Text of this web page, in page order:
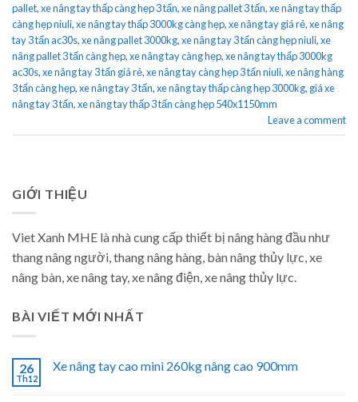
pallet,xe nâng tay thấp càng hẹp 3 tấn,xe nâng pallet 3 tấn,xe nâng tay thấp
càng hẹp niuli,xe nâng tay thấp 3000kg càng hẹp,xe nâng tay giá rẻ,xe nâng
tay 3 tấn ac30s,xe nâng pallet 3000kg,xe nâng tay 3 tấn càng hẹp niuli,xe
nâng pallet 3 tấn càng hẹp,xe nâng tay càng hẹp,xe nâng tay thấp 3000kg
ac30s,xe nâng tay 3 tấn giá rẻ,xe nâng tay càng hẹp 3 tấn niuli,xe nâng hàng
3 tấn càng hẹp,xe nâng tay 3 tấn,xe nâng tay thấp càng hẹp 3000kg, giá xe
nâng tay 3 tấn,xe nâng tay thấp 3 tấn càng hẹp 540x1150mm
Leave a comment
GIỚI THIỆU
Viet Xanh MHE là nhà cung cấp thiết bị nâng hàng đầu như
thang nâng người, thang nâng hàng, bàn nâng thủy lực, xe
nâng bàn, xe nâng tay, xe nâng điện, xe nâng thủy lực.
BÀI VIẾT MỚI NHẤT
26
Th12
Xe nâng tay cao mini 260kg nâng cao 900mm